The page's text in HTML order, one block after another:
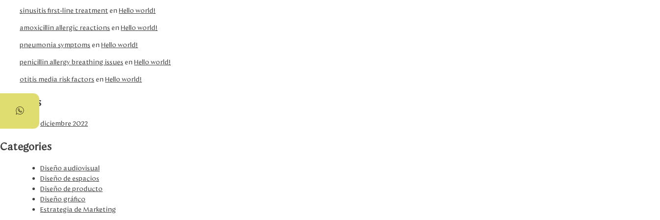
sinusitis first‑line treatment en Hello world!
amoxicillin allergic reactions en Hello world!
pneumonia symptoms en Hello world!
penicillin allergy breathing issues en Hello world!
otitis media risk factors en Hello world!
Archives
diciembre 2022
Categories
Diseño audiovisual
Diseño de espacios
Diseño de producto
Diseño gráfico
Estrategia de Marketing